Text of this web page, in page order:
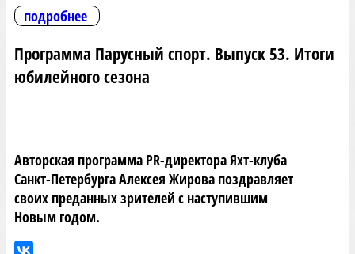
подробнее
Программа Парусный спорт. Выпуск 53. Итоги
юбилейного сезона
Авторская программа PR-директора Яхт-клуба
Санкт-Петербурга Алексея Жирова поздравляет
своих преданных зрителей с наступившим
Новым годом.